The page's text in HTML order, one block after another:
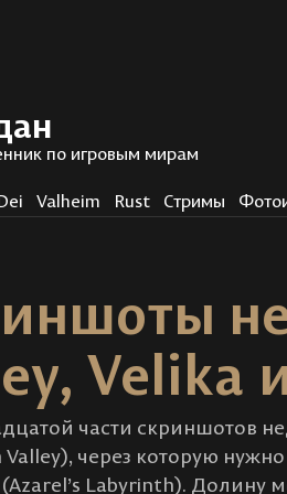
по игровым мирам
Valheim Rust Стримы
Velika
части скриншотов
Valley), через которую
Labyrinth). Долину